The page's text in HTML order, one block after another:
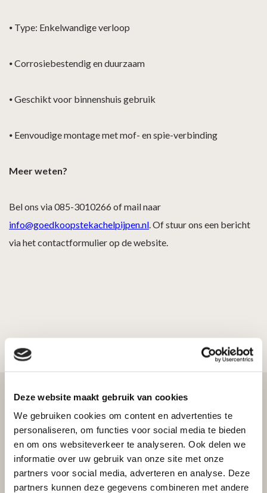
Deze website maakt gebruik van cookies
We gebruiken cookies om content en advertenties te
personaliseren, om functies voor social media te bieden
en om ons websiteverkeer te analyseren. Ook delen we
informatie over uw gebruik van onze site met onze
partners voor social media, adverteren en analyse. Deze
partners kunnen deze gegevens combineren met andere
⦁ Type: Enkelwandige verloop
⦁Corrosiebestendig en duurzaam
⦁Geschikt voor binnenshuis gebruik
⦁ Eenvoudige montage met mof- en spie-verbinding
Meer weten?
Bel ons via 085-3010266 of mail naar
info@goedkoopstekachelpijpen.nl. Of stuur ons een bericht
via het contactformulier op de website.
Bekijk ook